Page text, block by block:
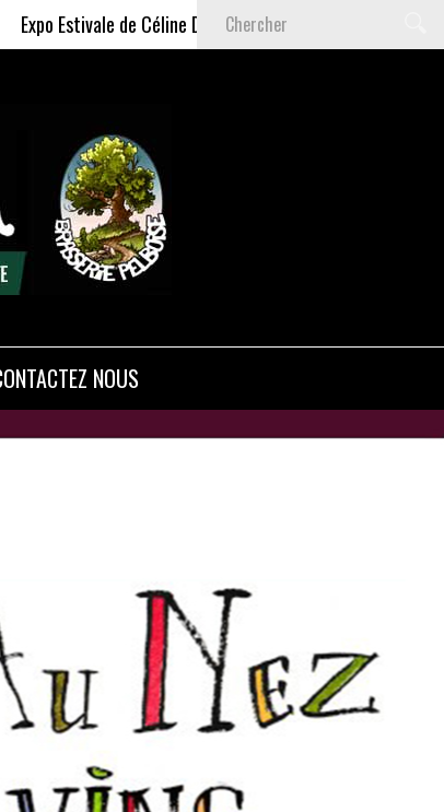
Estivale de Céline DELAS - Du 9 Juillet au 6 Septembre 2026
NOUS